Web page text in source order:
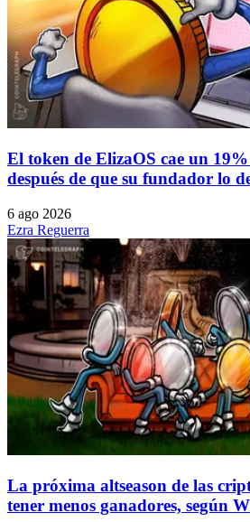
El token de ElizaOS cae un
después de que su fundador lo
6 ago 2026
Ezra Reguerra
La próxima altseason de las
tener menos ganadores, según